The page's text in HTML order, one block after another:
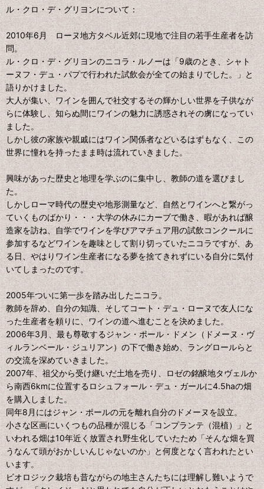
ル・クロ・デ・グリヨンについて：
2010年6月 ローヌ地方タベル近郊に現地で注目の若手生産者を訪
問。
ル・クロ・デ・グリヨンのニコラ・ルノーは「9歳のとき、シャト
ーヌフ・デュ・パプで行われた試飲会が全ての始まりでした。」と
語りかけました。
大人が集い、ワインを囲んで社交するその輝かしい世界を子供なが
らに体験し、知らぬ間にワインの魅力に誘惑されその虜になってい
ました。
しかし彼の家族や親戚にはワイン関係者などいるはずもなく、この
世界に憧れを持ったまま時は流れていきました。
興味があった歴史と地理を学ぶのに集中し、教師の道を選びまし
た。
しかしローマ時代の歴史や地形測量など、自然とワインへと繋がっ
ていくものばかり・・・大学の休みにカーブで働き、暇があれば醸
造家を訪ね、自学でワインを学びアマチュア用の試飲コンクールに
参加するなどワインを趣味として割り切っていたニコラですが、あ
る日、やはりワイン生産者になる夢を捨てきれずにいる自分に気付
いてしまったのです。
2005年ついに第一歩を踏み出したニコラ。
教師を辞め、自分の知識、そしてコート・デュ・ローヌで友人にな
った生産者を頼りに、ワインの道へ進むことを決めました。
2006年3月、最も尊敬するジャン・ポール・ドメン（ドメーヌ・ヴ
ィルランベール・ジュリアン）の下で働き始め、ラングロールらと
の交流を深めていきました。
2007年、祖父から受け継いだ土地を売り、ロゼの銘醸地タヴェルか
ら南西6kmに位置するロシュフォール・デュ・ガールに4.5haの畑
を購入しました。
同年8月にはジャン・ポールの元を離れ自分のドメーヌを設立。
小さな区画にいくつもの品種が混じる「コンプランテ（混植）」と
いわれる畑は10年近く放置され野生化していたため「そんな畑を買
うなんて頭がおかしいんじゃないのか」と何度となく言われたとい
います。
ビオロジック栽培も昔ながらの地主さんたちには理解し難いようで